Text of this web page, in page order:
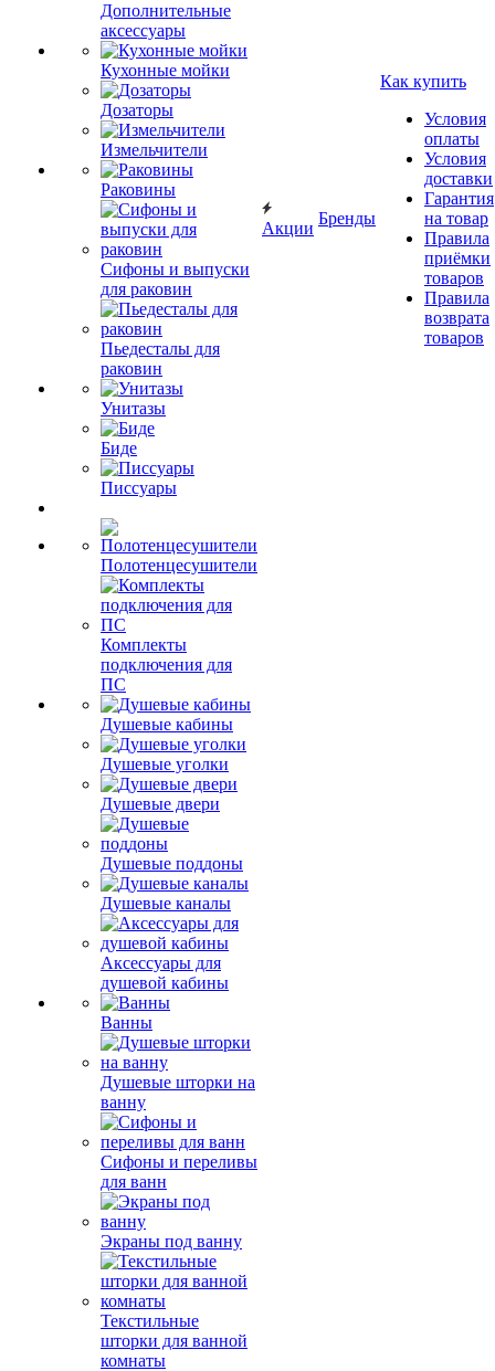
Дополнительные
аксессуары
Кухонные мойки
Дозаторы
Измельчители
Раковины
Сифоны и выпуски
для раковин
Пьедесталы для
раковин
Унитазы
Биде
Писсуары
Полотенцесушители
Комплекты
подключения для
ПС
Душевые кабины
Душевые уголки
Душевые двери
Душевые поддоны
Душевые каналы
Аксессуары для
душевой кабины
Ванны
Душевые шторки на
ванну
Сифоны и переливы
для ванн
Экраны под ванну
Текстильные
шторки для ванной
комнаты
Акции
Бренды
Как купить
Условия
оплаты
Условия
доставки
Гарантия
на товар
Правила
приёмки
товаров
Правила
возврата
товаров